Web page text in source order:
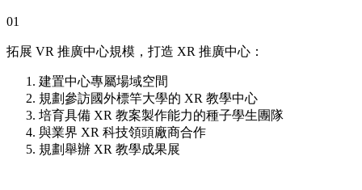
01
拓展 VR 推廣中心規模，打造 XR 推廣中心：
建置中心專屬場域空間
規劃參訪國外標竿大學的 XR 教學中心
培育具備 XR 教案製作能力的種子學生團隊
與業界 XR 科技領頭廠商合作
規劃舉辦 XR 教學成果展